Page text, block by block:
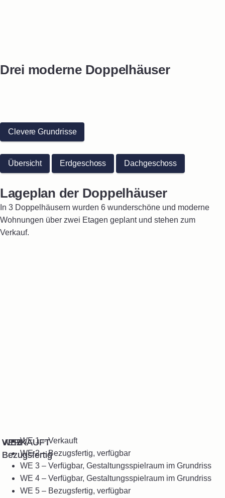
Drei moderne Doppelhäuser
Clevere Grundrisse
Übersicht Erdgeschoss Dachgeschoss
Lageplan der Doppelhäuser
In 3 Doppelhäusern wurden 6 wunderschöne und moderne
Wohnungen über zwei Etagen geplant und stehen zum
Verkauf.
VERKAUFT
VERKAUFT
WE2 -
Bezugsfertig
WE5 -
Bezugsfertig
WE 1 – Verkauft
WE 2 – Bezugsfertig, verfügbar
WE 3 – Verfügbar, Gestaltungsspielraum im Grundriss
WE 4 – Verfügbar, Gestaltungsspielraum im Grundriss
WE 5 – Bezugsfertig, verfügbar